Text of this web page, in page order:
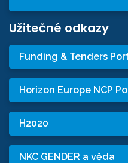
Užitečné odkazy
Funding & Tenders
Horizon Europe NCP
H2020
NKC GENDER a věda